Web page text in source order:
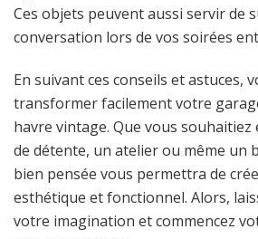
Ces objets peuvent aussi servir de
conversation lors de vos soirées
En suivant ces conseils et astuces,
transformer facilement votre
havre vintage. Que vous souhaitiez
de détente, un atelier ou même un
bien pensée vous permettra de
esthétique et fonctionnel. Alors,
votre imagination et commencez